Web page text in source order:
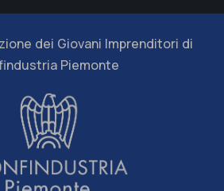
dei Giovani Imprenditori di
Piemonte